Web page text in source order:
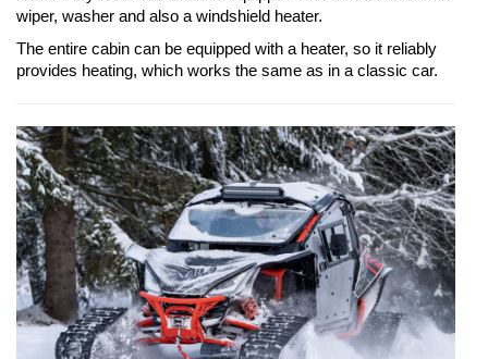
wiper, washer and also a windshield heater.
The entire cabin can be equipped with a heater, so it reliably
provides heating, which works the same as in a classic car.